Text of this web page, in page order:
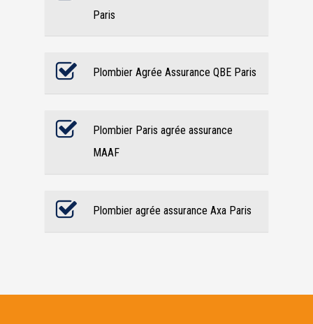
Paris
Plombier Agrée Assurance QBE Paris
Plombier Paris agrée assurance
MAAF
Plombier agrée assurance Axa Paris